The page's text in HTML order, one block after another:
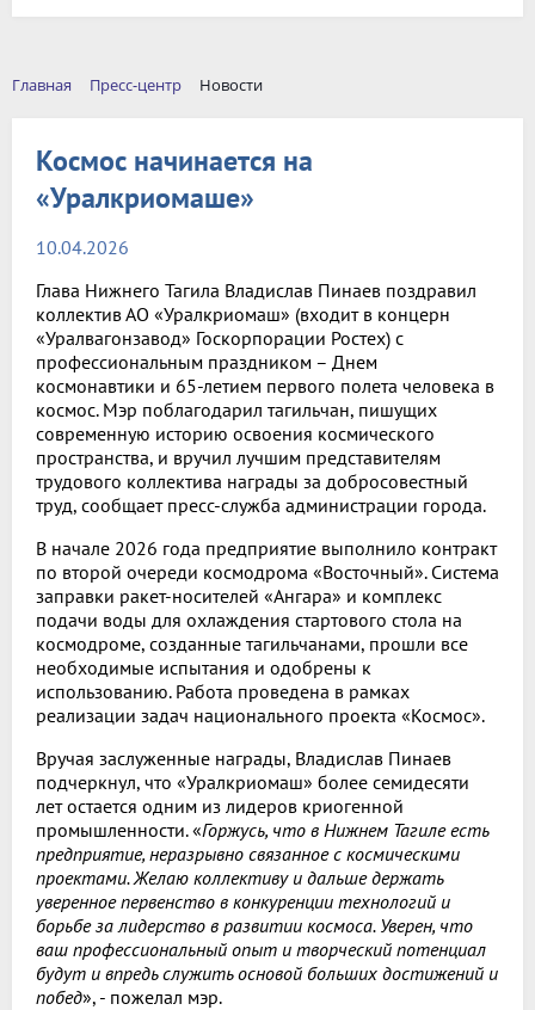
Главная Пресс-центр Новости
Космос начинается на
«Уралкриомаше»
10.04.2026
Глава Нижнего Тагила Владислав Пинаев поздравил
коллектив АО «Уралкриомаш» (входит в концерн
«Уралвагонзавод» Госкорпорации Ростех) с
профессиональным праздником – Днем
космонавтики и 65-летием первого полета человека в
космос. Мэр поблагодарил тагильчан, пишущих
современную историю освоения космического
пространства, и вручил лучшим представителям
трудового коллектива награды за добросовестный
труд, сообщает пресс-служба администрации города.
В начале 2026 года предприятие выполнило контракт
по второй очереди космодрома «Восточный». Система
заправки ракет-носителей «Ангара» и комплекс
подачи воды для охлаждения стартового стола на
космодроме, созданные тагильчанами, прошли все
необходимые испытания и одобрены к
использованию. Работа проведена в рамках
реализации задач национального проекта «Космос».
Вручая заслуженные награды, Владислав Пинаев
подчеркнул, что «Уралкриомаш» более семидесяти
лет остается одним из лидеров криогенной
промышленности. «Горжусь, что в Нижнем Тагиле есть
предприятие, неразрывно связанное с космическими
проектами. Желаю коллективу и дальше держать
уверенное первенство в конкуренции технологий и
борьбе за лидерство в развитии космоса. Уверен, что
ваш профессиональный опыт и творческий потенциал
будут и впредь служить основой больших достижений и
побед», - пожелал мэр.